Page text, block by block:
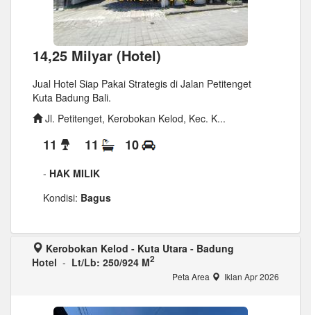
14,25 Milyar (Hotel)
Jual Hotel Siap Pakai Strategis di Jalan Petitenget
Kuta Badung Bali.
Jl. Petitenget, Kerobokan Kelod, Kec. K...
11 11 10
- HAK MILIK
Kondisi: Bagus
Kerobokan Kelod - Kuta Utara - Badung
Hotel - Lt/Lb: 250/924 M2
Peta Area Iklan Apr 2026